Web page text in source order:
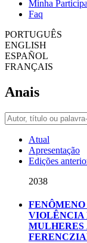
Minha
Faq
PORTUGUÊS
ENGLISH
ESPAÑOL
FRANÇAIS
Anais
Atual
Apresentação
Edições
2038
VIOLÊNCIA
MULHERES